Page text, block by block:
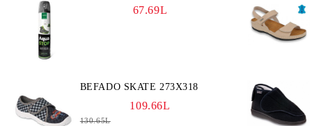
67.69L
BEFADO SKATE 273X318
109.66L
130.65L